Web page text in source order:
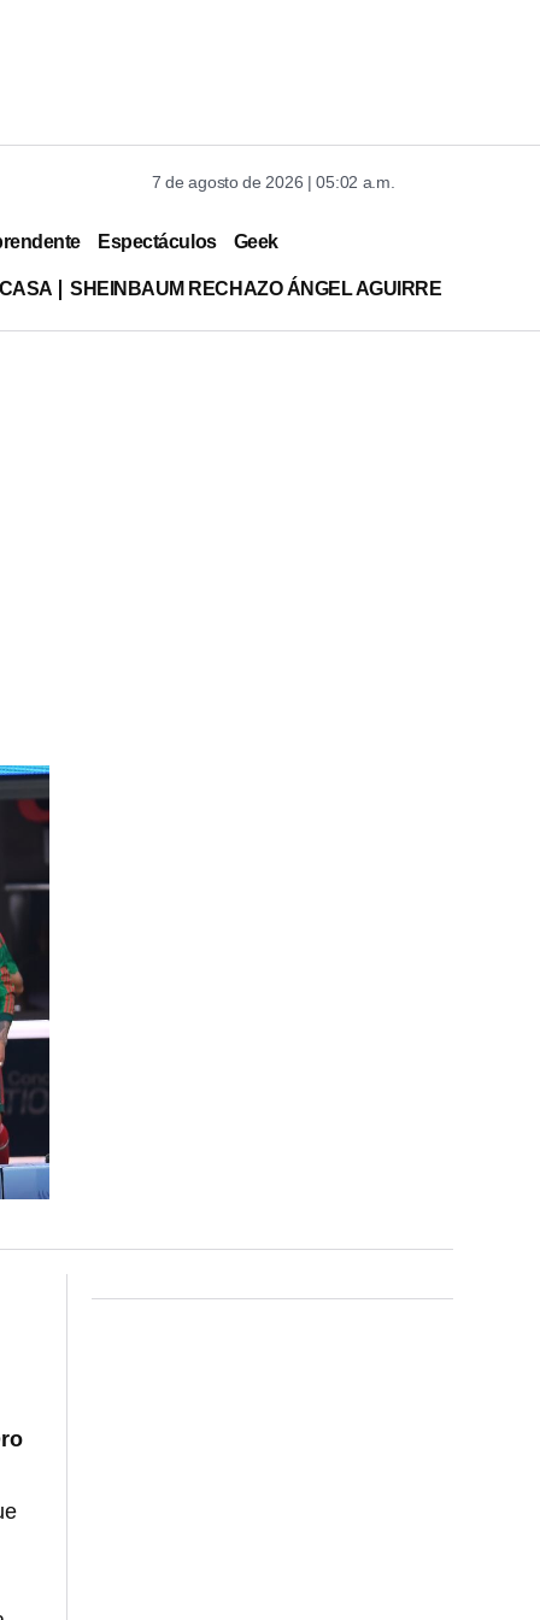
7 de agosto de 2026 | 05:02 a.m.
Espectáculos Geek
SHEINBAUM RECHAZO ÁNGEL AGUIRRE